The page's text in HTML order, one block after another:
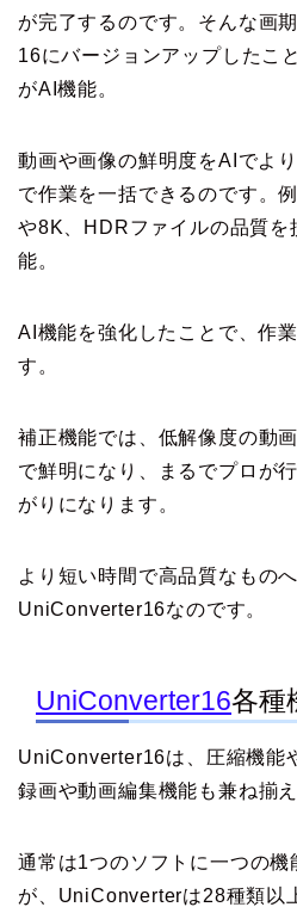
が完了するのです。そんな画
16にバージョンアップしたこ
がAI機能。
動画や画像の鮮明度をAIでよ
で作業を一括できるのです。
や8K、HDRファイルの品質を
能。
AI機能を強化したことで、作
す。
補正機能では、低解像度の動
で鮮明になり、まるでプロが
がりになります。
より短い時間で高品質なもの
UniConverter16なのです。
UniConverter16各種
UniConverter16は、圧縮機能
録画や動画編集機能も兼ね揃え
通常は1つのソフトに一つの機
が、UniConverterは28種類以